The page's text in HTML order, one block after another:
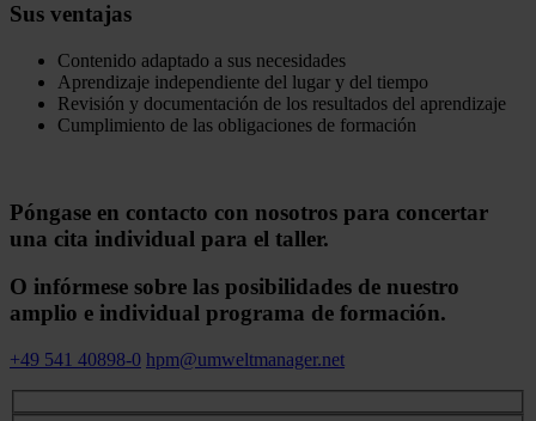
Sus ventajas
Contenido adaptado a sus necesidades
Aprendizaje independiente del lugar y del tiempo
Revisión y documentación de los resultados del aprendizaje
Cumplimiento de las obligaciones de formación
Póngase en contacto con nosotros para concertar
una cita individual para el taller.
O infórmese sobre las posibilidades de nuestro
amplio e individual programa de formación.
+49 541 40898-0 hpm@umweltmanager.net